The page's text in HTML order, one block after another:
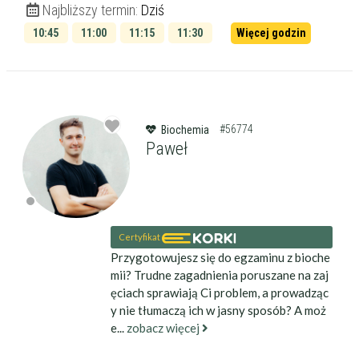
Najbliższy termin: Dziś
10:45 11:00 11:15
11:30
Więcej godzin
Biochemia #56774
Paweł
Certyfikat
Przygotowujesz się do egzaminu z bioche
mii? Trudne zagadnienia poruszane na zaj
ęciach sprawiają Ci problem, a prowadząc
y nie tłumaczą ich w jasny sposób? A moż
e... zobacz więcej